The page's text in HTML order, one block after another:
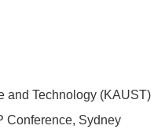
and Technology (KAUST)
Conference, Sydney